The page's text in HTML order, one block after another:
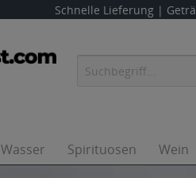
Schnelle Lieferung |
Wasser Spirituosen Wein